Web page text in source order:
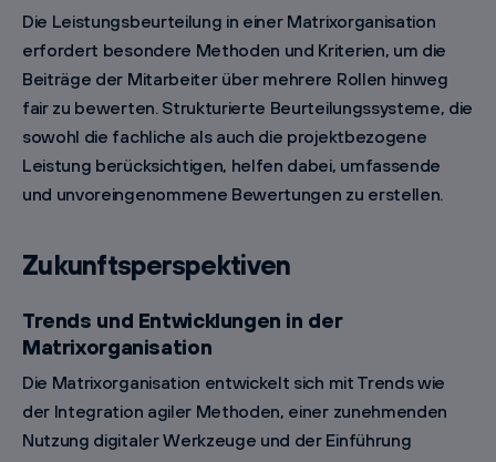
Die Leistungsbeurteilung in einer Matrixorganisation
erfordert besondere Methoden und Kriterien, um die
Beiträge der Mitarbeiter über mehrere Rollen hinweg
fair zu bewerten. Strukturierte Beurteilungssysteme, die
sowohl die fachliche als auch die projektbezogene
Leistung berücksichtigen, helfen dabei, umfassende
und unvoreingenommene Bewertungen zu erstellen.
Zukunftsperspektiven
Trends und Entwicklungen in der
Matrixorganisation
Die Matrixorganisation entwickelt sich mit Trends wie
der Integration agiler Methoden, einer zunehmenden
Nutzung digitaler Werkzeuge und der Einführung